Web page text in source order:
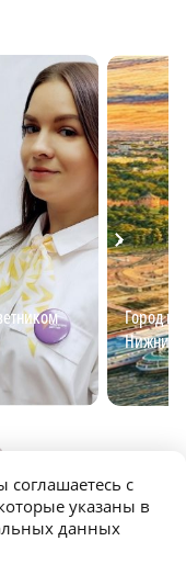
Город
Нижний?
соглашаетесь с
указаны в
данных